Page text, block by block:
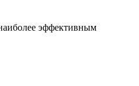
эффективным